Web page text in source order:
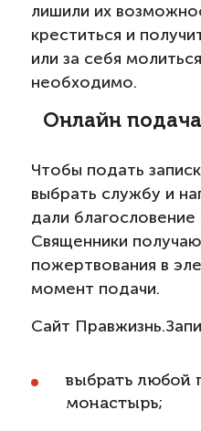
лишили их
креститься и
или за себя
необходимо.
Онлайн
Чтобы подать
выбрать службу и
дали
Священники
пожертвования в
момент подачи.
Сайт
выбрать любой
монастырь;